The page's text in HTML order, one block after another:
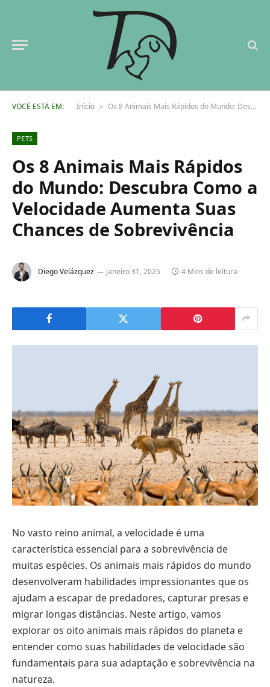
VOCÊ ESTÁ EM: Início » Os 8 Animais Mais Rápidos do Mundo: Descubra Como a Velocidade Aumenta Suas Chances de Sobrevivência
PETS
Os 8 Animais Mais Rápidos
do Mundo: Descubra Como a
Velocidade Aumenta Suas
Chances de Sobrevivência
Diego Velázquez janeiro 31, 2025 4 Mins de leitura
No vasto reino animal, a velocidade é uma
característica essencial para a sobrevivência de
muitas espécies. Os animais mais rápidos do mundo
desenvolveram habilidades impressionantes que os
ajudam a escapar de predadores, capturar presas e
migrar longas distâncias. Neste artigo, vamos
explorar os oito animais mais rápidos do planeta e
entender como suas habilidades de velocidade são
fundamentais para sua adaptação e sobrevivência na
natureza.